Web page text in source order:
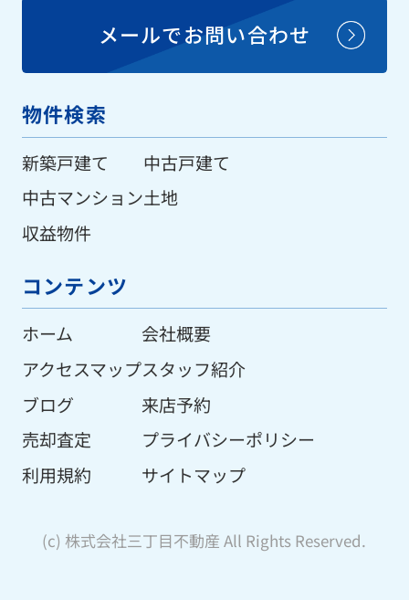
メールでお問い合わせ
物件検索
新築戸建て
中古マンション
収益物件
中古戸建て
土地
コンテンツ
ホーム
アクセスマップ
ブログ
売却査定
利用規約
会社概要
スタッフ紹介
来店予約
プライバシーポリシー
サイトマップ
(c) 株式会社三丁目不動産 All Rights Reserved.